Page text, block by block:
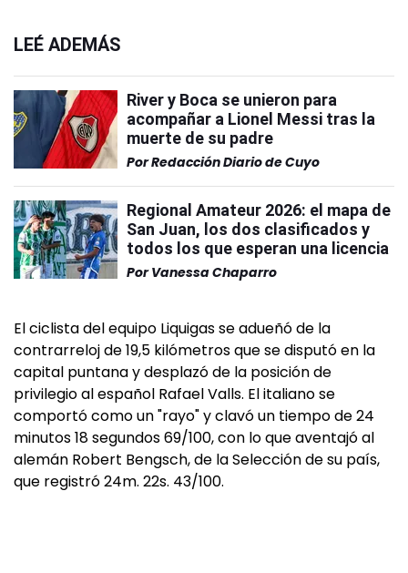
LEÉ ADEMÁS
River y Boca se unieron para
acompañar a Lionel Messi tras la
muerte de su padre
PorRedacción Diario de Cuyo
Regional Amateur 2026: el mapa de
San Juan, los dos clasificados y
todos los que esperan una licencia
Por Vanessa Chaparro
El ciclista del equipo Liquigas se adueñó de la
contrarreloj de 19,5 kilómetros que se disputó en la
capital puntana y desplazó de la posición de
privilegio al español Rafael Valls. El italiano se
comportó como un "rayo" y clavó un tiempo de 24
minutos 18 segundos 69/100, con lo que aventajó al
alemán Robert Bengsch, de la Selección de su país,
que registró 24m. 22s. 43/100.